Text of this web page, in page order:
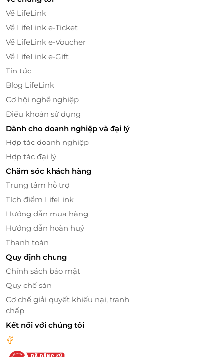
Sea Front Hotel Đà Nẵng mang đến dịch vụ đẳng
hàng, Spa, phòng gym, phòng hội nghị, quầy bar...
đáp ứng mọi nhu cầu của du khách khi đến đây.
Về LifeLink
Về LifeLink e-Ticket
Về LifeLink e-Voucher
Về LifeLink e-Gift
Tin tức
Blog LifeLink
Cơ hội nghề nghiệp
Điều khoản sử dụng
Dành cho doanh nghiệp và đại lý
Hợp tác doanh nghiệp
Hợp tác đại lý
Chăm sóc khách hàng
Trung tâm hỗ trợ
Tích điểm LifeLink
Hướng dẫn mua hàng
Hướng dẫn hoàn huỷ
Thanh toán
Quy định chung
Chính sách bảo mật
Quy chế sàn
Cơ chế giải quyết khiếu nại, tranh
chấp
Kết nối với chúng tôi